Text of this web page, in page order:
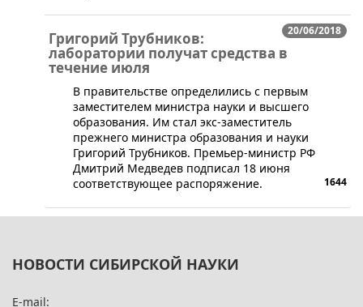
20/06/2018
Григорий Трубников:
лаборатории получат средства в
течение июля
В правительстве определились с первым
заместителем министра науки и высшего
образования. Им стал экс-заместитель
прежнего министра образования и науки
Григорий Трубников. Премьер-министр РФ
Дмитрий Медведев подписал 18 июня
соответствующее распоряжение.
1644
НОВОСТИ СИБИРСКОЙ НАУКИ
E-mail: